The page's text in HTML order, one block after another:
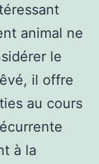
animal ne
le
il offre
au cours
à la